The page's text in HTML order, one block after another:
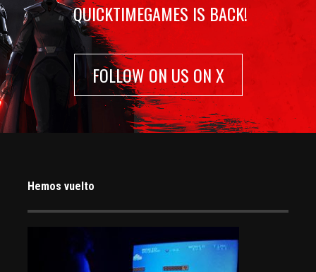
QUICKTIMEGAMES IS BACK!
FOLLOW ON US ON X
Hemos vuelto